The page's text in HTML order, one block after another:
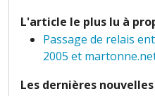
L'article le plus lu à
Passage de relais
2005 et
Les dernières